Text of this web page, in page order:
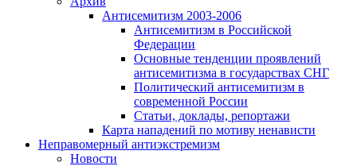
Антисемитизм 2003-2006
Антисемитизм в Российской
Федерации
Основные тенденции проявлений
антисемитизма в государствах СНГ
Политический антисемитизм в
современной России
Статьи, доклады, репортажи
Карта нападений по мотиву ненависти
Неправомерный антиэкстремизм
Новости